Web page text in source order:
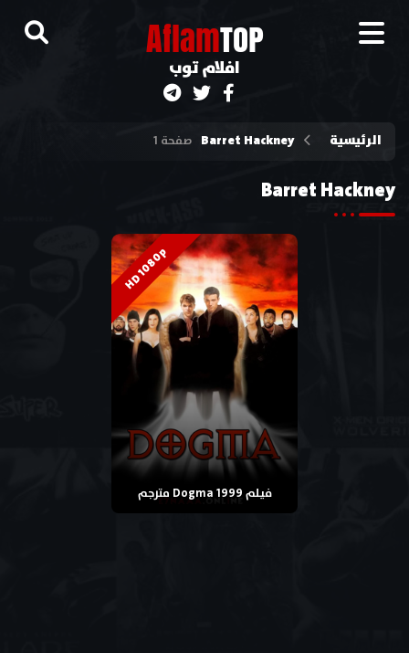
AflamTOP
افلام توب
الرئيسية Barret Hackney صفحة 1
Barret Hackney
HD 1080p
فيلم Dogma 1999 مترجم